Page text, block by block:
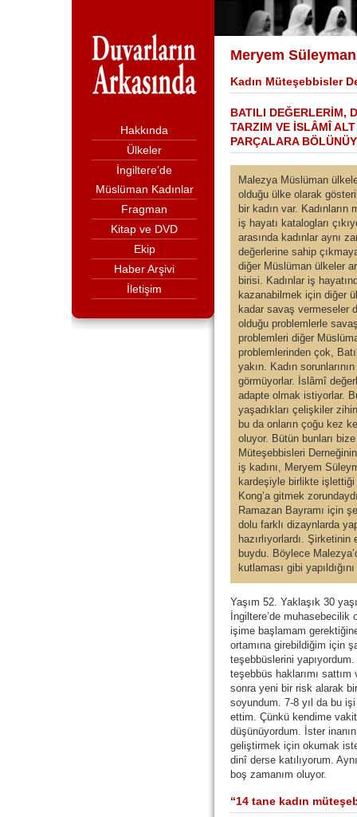
Hakkında
Ülkeler
İngiltere’de
Müslüman Kadınlar
Fragman
Kitap ve DVD
Ekip
Haber Arşivi
İletişim
Meryem Süleyman
Kadın Müteşebbisler
BATILI DEĞERLERİM,
TARZIM VE İSLÂMÎ
PARÇALARA
Malezya Müslüman
olduğu ülke olarak
bir kadın var.
iş hayatı katalogları
arasında kadınlar aynı
değerlerine sahip
diğer Müslüman ülkeler
birisi. Kadınlar iş
kazanabilmek için diğer
kadar savaş vermeseler
olduğu problemlerle
problemleri diğer
problemlerinden çok,
yakın. Kadın
görmüyorlar. İslâmî
adapte olmak istiyorlar.
yaşadıkları çelişkiler
bu da onların çoğu kez
oluyor. Bütün bunları
Müteşebbisleri Derneğinin
iş kadını, Meryem
kardeşiyle birlikte
Kong’a gitmek
Ramazan Bayramı için
dolu farklı dizaynlarda
hazırlıyorlardı.
buydu. Böylece
kutlaması gibi
Yaşım 52. Yaklaşık 30
İngiltere’de
işime başlamam
ortamına girebildiğim için
teşebbüslerini
teşebbüs haklarımı
sonra yeni bir risk alarak
soyundum. 7-8 yıl da bu
ettim. Çünkü kendime
düşünüyordum. İster
geliştirmek için okumak
dinî derse katılıyorum.
boş zamanım oluyor.
“14 tane kadın